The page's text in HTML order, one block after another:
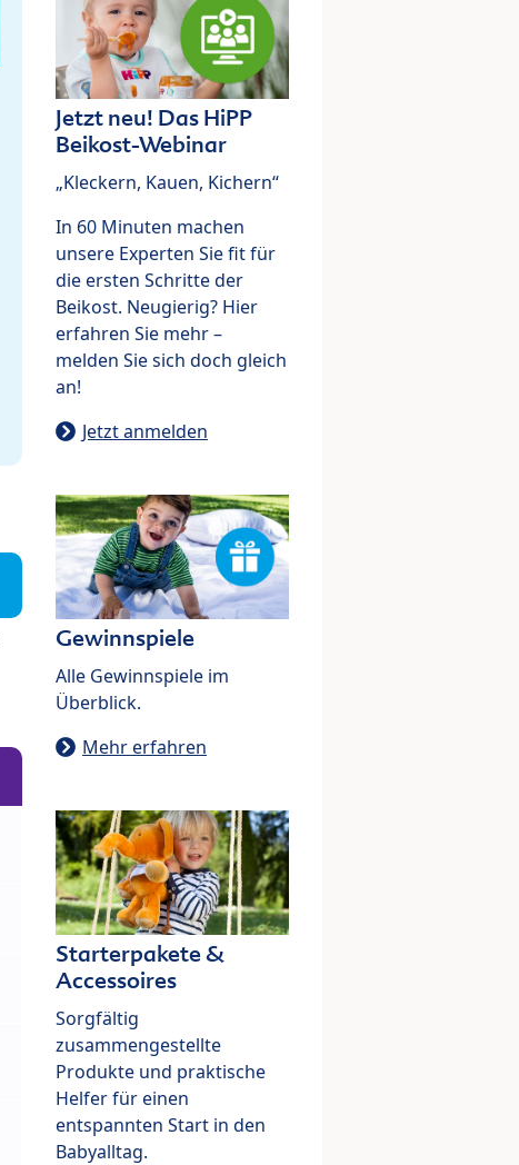
Jetzt neu! Das HiPP
Beikost-Webinar
„Kleckern, Kauen, Kichern“
In 60 Minuten machen
unsere Experten Sie fit für
die ersten Schritte der
Beikost. Neugierig? Hier
erfahren Sie mehr –
melden Sie sich doch gleich
an!
Jetzt anmelden
Gewinnspiele
Alle Gewinnspiele im
Überblick.
Mehr erfahren
Starterpakete &
Accessoires
Sorgfältig
zusammengestellte
Produkte und praktische
Helfer für einen
entspannten Start in den
Babyalltag.